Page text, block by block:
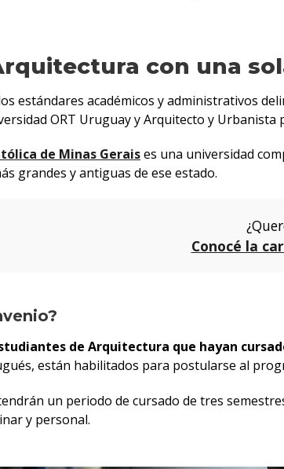
con una
estándares académicos y administrativos
ORT Uruguay y Arquitecto y Urbanista
de Minas Geraises una universidad
grandes y antiguas de ese estado.
Conocé la
de Arquitectura que hayan
están habilitados para postularse al
un periodo de cursado de tres
y personal.